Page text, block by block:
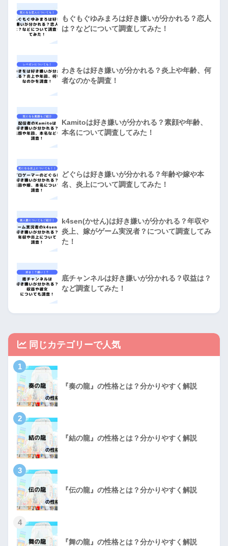
もぐもぐゆみまろは好き嫌いが分かれる？恋人
は？などについて調査してみた！
わきをは好き嫌いが分かれる？炎上や年齢、何
者なのかを調査！
Kamitoは好き嫌いが分かれる？素顔や年齢、
本名について調査してみた！
どぐらは好き嫌いが分かれる？年齢や嫁や本
名、炎上について調査してみた！
k4sen(かせん)は好き嫌いが分かれる？年収や
炎上、嫁がゲーム実況者？について調査してみ
た！
底チャンネルは好き嫌いが分かれる？収益は？
など調査してみた！
同じカテゴリーで人気
1
『奏の龍』の性格とは？分かりやすく解説
2
『結の龍』の性格とは？分かりやすく解説
3
『伝の龍』の性格とは？分かりやすく解説
4
『舞の龍』の性格とは？分かりやすく解説